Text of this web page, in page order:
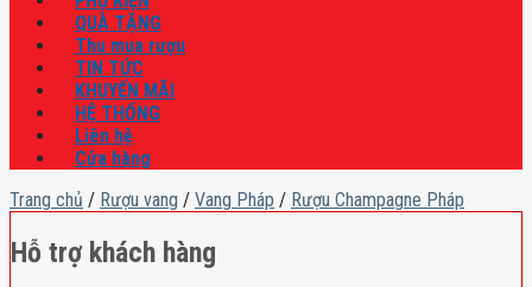
QUÀ TẶNG
Thu mua rượu
TIN TỨC
KHUYẾN MÃI
HỆ THỐNG
Liên hệ
Cửa hàng
Trang chủ / Rượu vang / Vang Pháp / Rượu Champagne Pháp
Hỗ trợ khách hàng